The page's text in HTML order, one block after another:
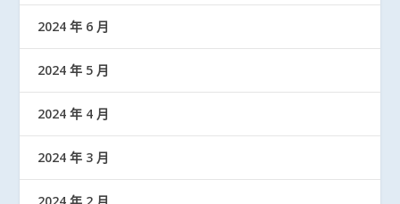
2024 年 6 月
2024 年 5 月
2024 年 4 月
2024 年 3 月